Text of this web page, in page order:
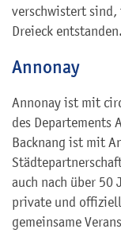
verschwistert sind,
Dreieck entstanden.
Annonay
Annonay ist mit
des Departements
Backnang ist mit
auch nach über 50
private und
gemeinsame